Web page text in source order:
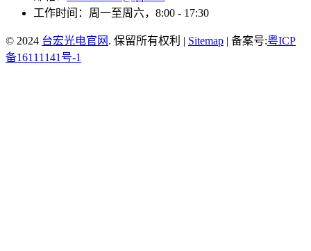
工作时间：周一至周六，8:00 - 17:30
© 2024 台宏光电官网 . 保留所有权利 | Sitemap | 备案号:粤ICP
备16111141号-1